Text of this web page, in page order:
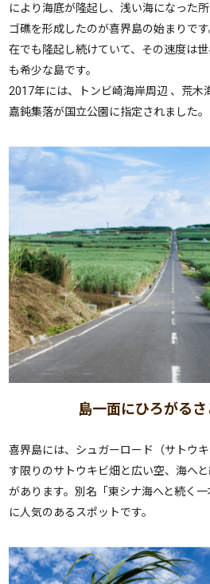
により海底が隆起し、浅い海になった
ゴ礁を形成したのが喜界島の始まりで
在でも隆起し続けていて、その速度は
も希少な島です。
2017年には、トンビ崎海岸周辺 、荒木
嘉鈍集落が国立公園に指定されました。
島一面にひろがる
喜界島には、シュガーロード（サトウ
す限りのサトウキビ畑と広い空、海へ
があります。別名「東シナ海へと続く
に人気のあるスポットです。